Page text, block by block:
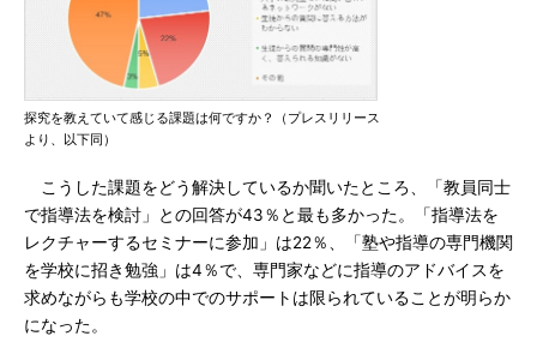
探究を教えていて感じる課題は何ですか？（プレスリリース
より、以下同）
こうした課題をどう解決しているか聞いたところ、「教員同士
で指導法を検討」との回答が43％と最も多かった。「指導法を
レクチャーするセミナーに参加」は22％、「塾や指導の専門機関
を学校に招き勉強」は4％で、専門家などに指導のアドバイスを
求めながらも学校の中でのサポートは限られていることが明らか
になった。